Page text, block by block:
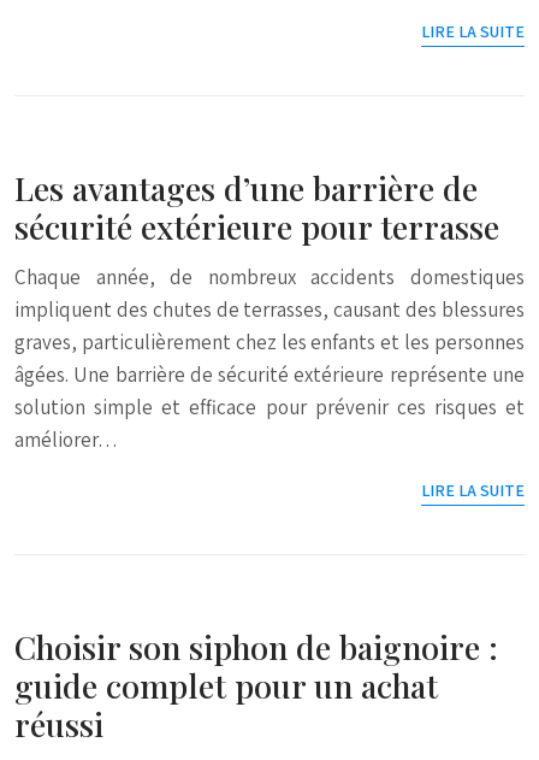
LIRE LA SUITE
Les avantages d’une barrière de
sécurité extérieure pour terrasse
Chaque année, de nombreux accidents domestiques
impliquent des chutes de terrasses, causant des blessures
graves, particulièrement chez les enfants et les personnes
âgées. Une barrière de sécurité extérieure représente une
solution simple et efficace pour prévenir ces risques et
améliorer…
LIRE LA SUITE
Choisir son siphon de baignoire :
guide complet pour un achat
réussi